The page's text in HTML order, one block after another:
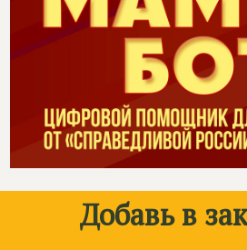
Добавь в